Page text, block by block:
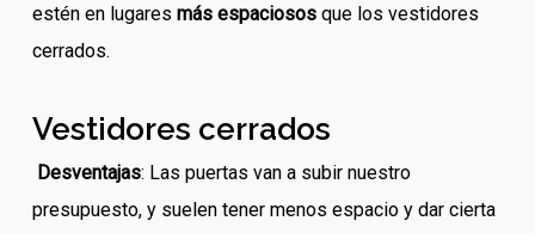
estén en lugares más espaciososque los vestidores
cerrados.
Vestidores cerrados
Desventajas: Las puertas van a subir nuestro
presupuesto, y suelen tener menos espacio y dar cierta